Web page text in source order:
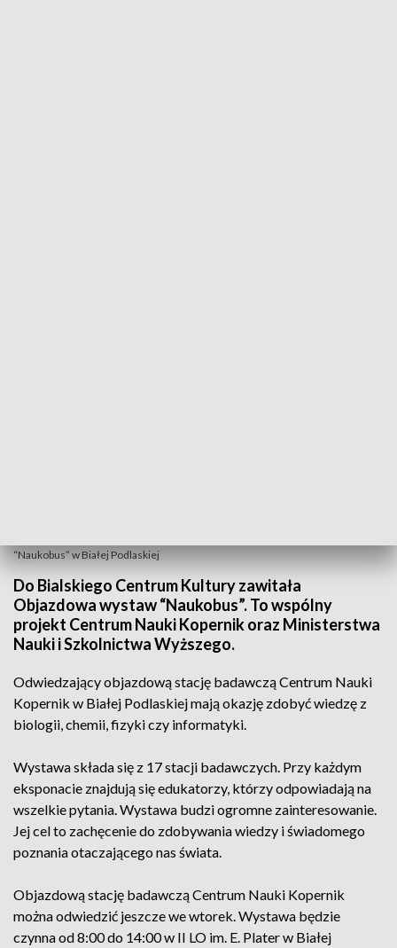
“Naukobus” w Białej Podlaskiej
Do Bialskiego Centrum Kultury zawitała
Objazdowa wystaw “Naukobus”. To wspólny
projekt Centrum Nauki Kopernik oraz Ministerstwa
Nauki i Szkolnictwa Wyższego.
Odwiedzający objazdową stację badawczą Centrum Nauki
Kopernik w Białej Podlaskiej mają okazję zdobyć wiedzę z
biologii, chemii, fizyki czy informatyki.
Wystawa składa się z 17 stacji badawczych. Przy każdym
eksponacie znajdują się edukatorzy, którzy odpowiadają na
wszelkie pytania. Wystawa budzi ogromne zainteresowanie.
Jej cel to zachęcenie do zdobywania wiedzy i świadomego
poznania otaczającego nas świata.
Objazdową stację badawczą Centrum Nauki Kopernik
można odwiedzić jeszcze we wtorek. Wystawa będzie
czynna od 8:00 do 14:00 w II LO im. E. Plater w Białej